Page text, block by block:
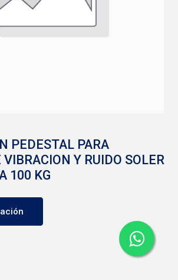
PEDESTAL PARA
Y RUIDO SOLER
100 KG